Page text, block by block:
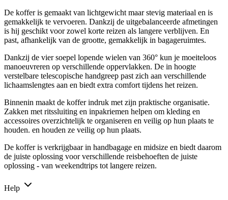
De koffer is gemaakt van lichtgewicht maar stevig materiaal en is
gemakkelijk te vervoeren. Dankzij de uitgebalanceerde afmetingen
is hij geschikt voor zowel korte reizen als langere verblijven. En
past, afhankelijk van de grootte, gemakkelijk in bagageruimtes.
Dankzij de vier soepel lopende wielen van 360° kun je moeiteloos
manoeuvreren op verschillende oppervlakken. De in hoogte
verstelbare telescopische handgreep past zich aan verschillende
lichaamslengtes aan en biedt extra comfort tijdens het reizen.
Binnenin maakt de koffer indruk met zijn praktische organisatie.
Zakken met ritssluiting en inpakriemen helpen om kleding en
accessoires overzichtelijk te organiseren en veilig op hun plaats te
houden. en houden ze veilig op hun plaats.
De koffer is verkrijgbaar in handbagage en midsize en biedt daarom
de juiste oplossing voor verschillende reisbehoeften de juiste
oplossing - van weekendtrips tot langere reizen.
Help